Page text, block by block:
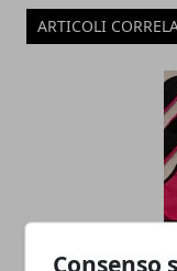
Consenso
ARTICOLI